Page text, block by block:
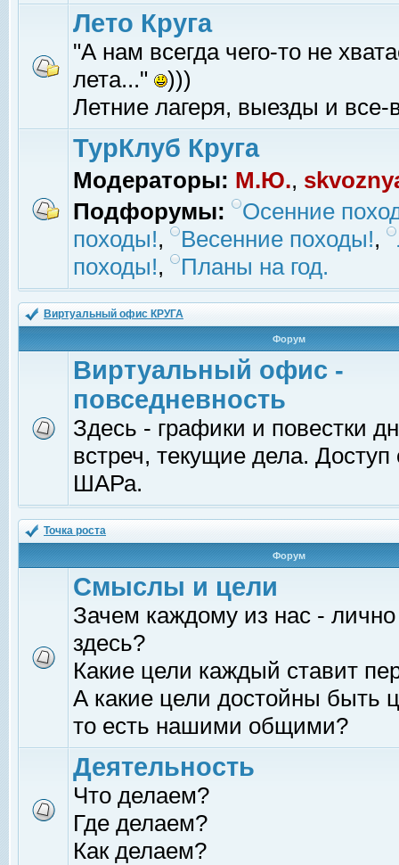
Лето Круга
"А нам всегда чего-то не
лета..."
)))
Летние лагеря, выезды и все-
ТурКлуб Круга
Модераторы: М.Ю.,
Подфорумы:
Осенние
походы!, Весенние походы!,
походы!, Планы на год.
Виртуальный офис КРУГА
Форум
Виртуальный офис -
повседневность
Здесь - графики и повестки
встреч, текущие дела.
ШАРа.
Точка роста
Форум
Смыслы и цели
Зачем каждому из нас -
здесь?
Какие цели каждый ставит
А какие цели достойны быть
то есть нашими общими?
Деятельность
Что делаем?
Где делаем?
Как делаем?